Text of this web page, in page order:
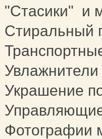
"Стасики" и
Стиральный
Увлажнители
Украшение
Фотографии